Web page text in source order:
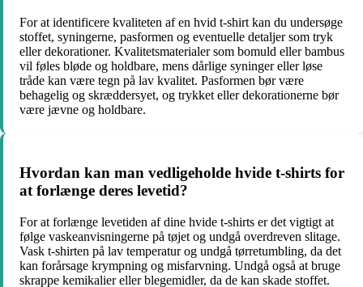
For at identificere kvaliteten af en hvid t-shirt kan du undersøge
stoffet, syningerne, pasformen og eventuelle detaljer som tryk
eller dekorationer. Kvalitetsmaterialer som bomuld eller bambus
vil føles bløde og holdbare, mens dårlige syninger eller løse
tråde kan være tegn på lav kvalitet. Pasformen bør være
behagelig og skræddersyet, og trykket eller dekorationerne bør
være jævne og holdbare.
Hvordan kan man vedligeholde hvide t-shirts for
at forlænge deres levetid?
For at forlænge levetiden af dine hvide t-shirts er det vigtigt at
følge vaskeanvisningerne på tøjet og undgå overdreven slitage.
Vask t-shirten på lav temperatur og undgå tørretumbling, da det
kan forårsage krympning og misfarvning. Undgå også at bruge
skrappe kemikalier eller blegemidler, da de kan skade stoffet.